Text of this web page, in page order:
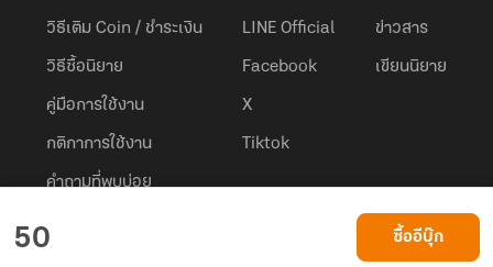
50 ซื้ออีบุ๊ก
วิธีเติม Coin / ชำระเงิน
วิธีซื้อนิยาย
คู่มือการใช้งาน
กติกาการใช้งาน
คำถามที่พบบ่อย
LINE Official
Facebook
X
Tiktok
ข่าวสาร
เขียนนิยาย
Privacy Policy
Dek-D.com ใช้คุกกี้เพื่อพัฒนาประสบการณ์ของ ผู้ใช้ให้ดียิ่งขึ้น
เรียนรู้เพิ่มเติมที่นี่
ยอมรับ